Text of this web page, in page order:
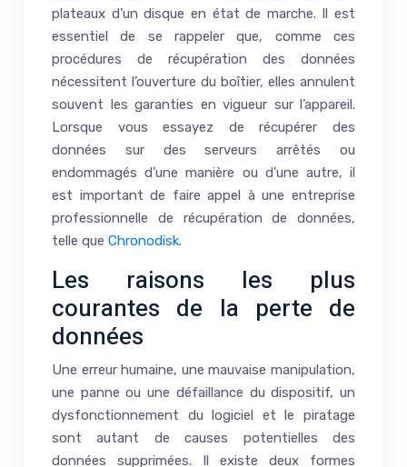
plateaux d’un disque en état de marche. Il est
essentiel de se rappeler que, comme ces
procédures de récupération des données
nécessitent l’ouverture du boîtier, elles annulent
souvent les garanties en vigueur sur l’appareil.
Lorsque vous essayez de récupérer des
données sur des serveurs arrêtés ou
endommagés d’une manière ou d’une autre, il
est important de faire appel à une entreprise
professionnelle de récupération de données,
telle que Chronodisk.
Les raisons les plus
courantes de la perte de
données
Une erreur humaine, une mauvaise manipulation,
une panne ou une défaillance du dispositif, un
dysfonctionnement du logiciel et le piratage
sont autant de causes potentielles des
données supprimées. Il existe deux formes